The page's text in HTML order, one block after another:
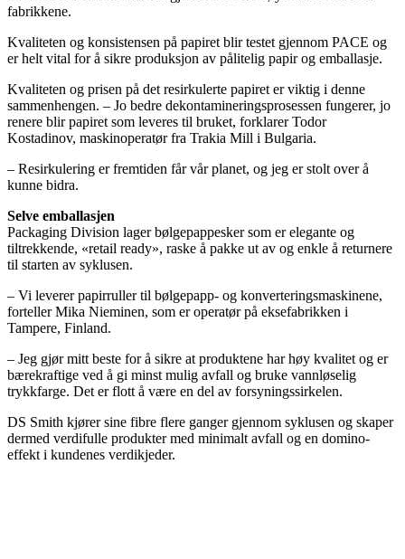
fabrikkene.
Kvaliteten og konsistensen på papiret blir testet gjennom PACE og
er helt vital for å sikre produksjon av pålitelig papir og emballasje.
Kvaliteten og prisen på det resirkulerte papiret er viktig i denne
sammenhengen. – Jo bedre dekontamineringsprosessen fungerer, jo
renere blir papiret som leveres til bruket, forklarer Todor
Kostadinov, maskinoperatør fra Trakia Mill i Bulgaria.
– Resirkulering er fremtiden får vår planet, og jeg er stolt over å
kunne bidra.
Selve emballasjen
Packaging Division lager bølgepappesker som er elegante og
tiltrekkende, «retail ready», raske å pakke ut av og enkle å returnere
til starten av syklusen.
– Vi leverer papirruller til bølgepapp- og konverteringsmaskinene,
forteller Mika Nieminen, som er operatør på eksefabrikken i
Tampere, Finland.
– Jeg gjør mitt beste for å sikre at produktene har høy kvalitet og er
bærekraftige ved å gi minst mulig avfall og bruke vannløselig
trykkfarge. Det er flott å være en del av forsyningssirkelen.
DS Smith kjører sine fibre flere ganger gjennom syklusen og skaper
dermed verdifulle produkter med minimalt avfall og en domino-
effekt i kundenes verdikjeder.